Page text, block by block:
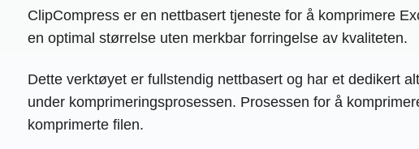
ClipCompress er en nettbasert tjeneste for å komprimere
en optimal størrelse uten merkbar forringelse av kvaliteten.
Dette verktøyet er fullstendig nettbasert og har et dedikert
under komprimeringsprosessen. Prosessen for å
komprimerte filen.